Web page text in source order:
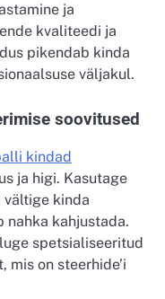
ja
kvaliteedi ja
pikendab kinda
väljakul.
soovitused
kindad
ja higi. Kasutage
vältige kinda
nahka kahjustada.
spetsialiseeritud
mis on steerhide’i